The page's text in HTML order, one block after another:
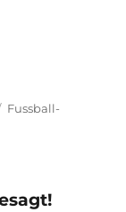
Kategorien
Fussball-